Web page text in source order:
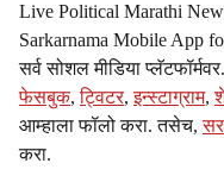
Live Political Marathi
Sarkarnama Mobile App
सर्व सोशल मीडिया
फेसबुक,ट्विटर,इन्स्टाग्राम,
आम्हाला फॉलो करा. तसेच,
करा.